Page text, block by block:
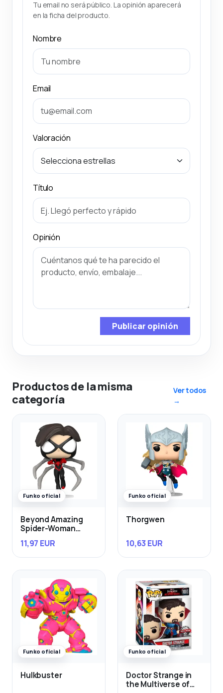
Tu email no será público. La opinión aparecerá
en la ficha del producto.
Nombre
Email
Valoración
Título
Opinión
Publicar opinión
Productos de la misma
categoría
Ver todos
→
Funko oficial
Beyond Amazing
Spider-Woman
Exclusivo
11,97 EUR
Funko oficial
Thorgwen
10,63 EUR
Funko oficial
Hulkbuster
Funko oficial
Doctor Strange in
the Multiverse of